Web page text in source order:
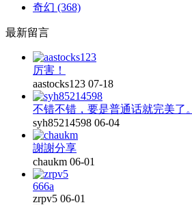
奇幻 (368)
最新留言
厉害！
aastocks123 07-18
不错不错，要是普通话就完美了。
syh85214598 06-04
謝謝分享
chaukm 06-01
666a
zrpv5 06-01